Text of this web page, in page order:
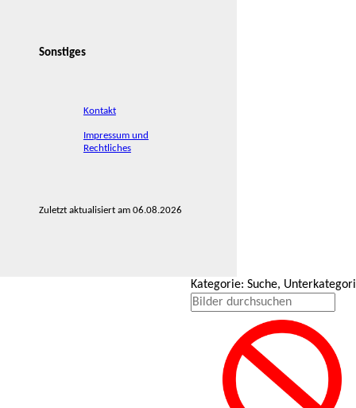
Sonstiges
Kontakt
Impressum und
Rechtliches
Zuletzt aktualisiert am 06.08.2026
Kategorie: Suche,